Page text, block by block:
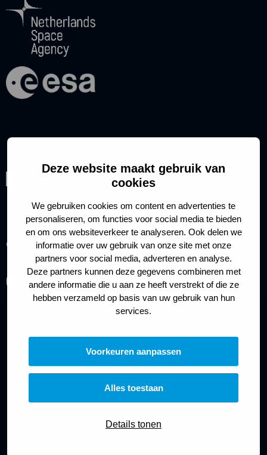
Deze website maakt gebruik van
cookies
We gebruiken cookies om content en advertenties te
personaliseren, om functies voor social media te bieden
en om ons websiteverkeer te analyseren. Ook delen we
informatie over uw gebruik van onze site met onze
partners voor social media, adverteren en analyse.
Deze partners kunnen deze gegevens combineren met
andere informatie die u aan ze heeft verstrekt of die ze
hebben verzameld op basis van uw gebruik van hun
services.
Voorkeuren aanpassen
Alles toestaan
Details tonen
Cookies Privacy policy
Ga
naar